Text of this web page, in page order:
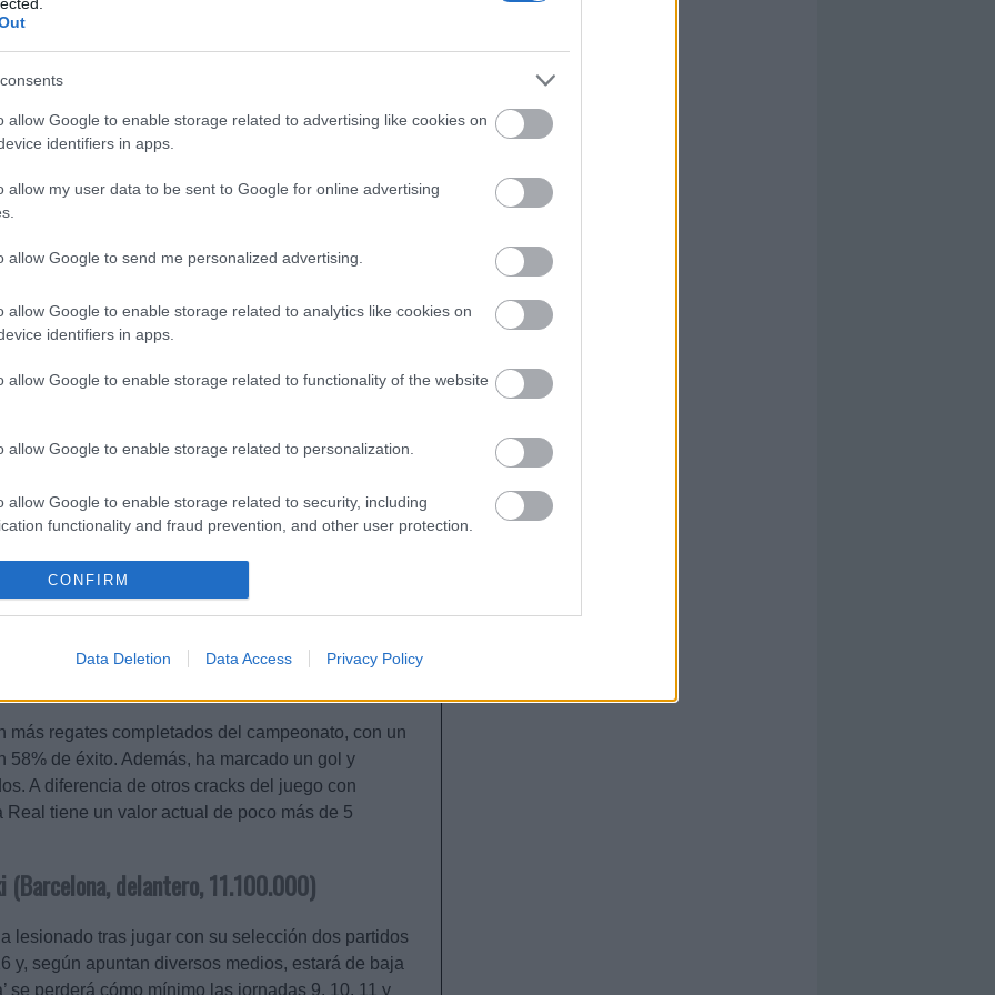
allow Google to enable storage related to advertising like cookies on
identifiers in apps.
allow my user data to be sent to Google for online advertising
allow Google to send me personalized advertising.
allow Google to enable storage related to analytics like cookies on
identifiers in apps.
allow Google to enable storage related to functionality of the website
allow Google to enable storage related to personalization.
allow Google to enable storage related to security, including
functionality and fraud prevention, and other user protection.
CONFIRM
Data Deletion Data Access Privacy Policy
parón de selecciones para recuperarse
a principios de septiembre. Salvo sorpresa,
el Betis en la jornada 9 y podría tener
mercado de Ayoze es de tan sólo 5,6 millones de
agosto cuando comenzó el campeonato. Por
una potencial subida de valor a corto plazo,
reciente que irá dosificándole y dándole
marcó 19 goles en 30 partidos de LaLiga
cost' para la jornada 9
barato, te presentamos cinco opciones 'low
menos de 1 millón de euros.
(Real Sociedad, centrocampista, 5.090.000)
en el mercado de Comunio ese es Ander
largo el mejor futbolista de una irregular Real
muestran los 54 puntos que lleva en total. Es
de Comunio.
más regates completados del campeonato, con un
58% de éxito. Además, ha marcado un gol y
A diferencia de otros cracks del juego con
tiene un valor actual de poco más de 5
(Barcelona, delantero, 11.100.000)
lesionado tras jugar con su selección dos partidos
y, según apuntan diversos medios, estará de baja
se perderá cómo mínimo las jornadas 9, 10, 11 y